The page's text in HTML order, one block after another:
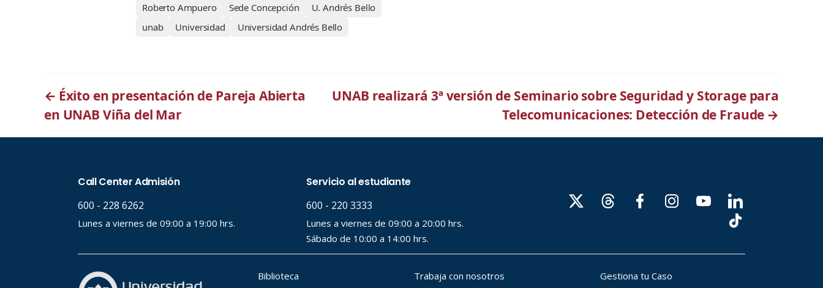
Roberto Ampuero
Sede Concepción
U. Andrés Bello
unab
Universidad Universidad Andrés Bello
← Éxito en presentación de Pareja Abierta
en UNAB Viña del Mar
UNAB realizará 3ª versión de Seminario sobre Seguridad y Storage para
Telecomunicaciones: Detección de Fraude →